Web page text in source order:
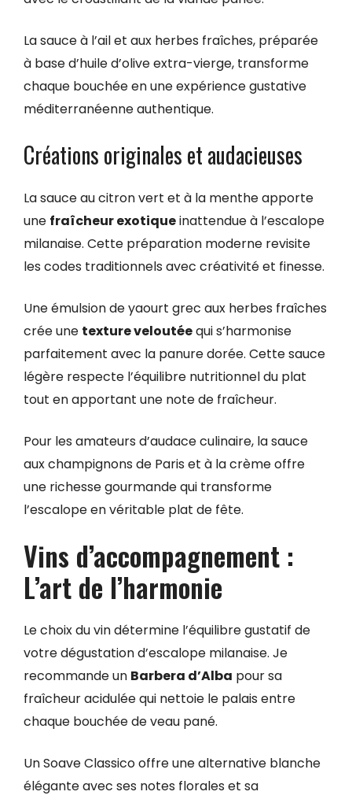
La sauce à l’ail et aux herbes fraîches, préparée
à base d’huile d’olive extra-vierge, transforme
chaque bouchée en une expérience gustative
méditerranéenne authentique.
Créations originales et audacieuses
La sauce au citron vert et à la menthe apporte
une fraîcheur exotiqueinattendue à l’escalope
milanaise. Cette préparation moderne revisite
les codes traditionnels avec créativité et finesse.
Une émulsion de yaourt grec aux herbes fraîches
crée une texture veloutéequi s’harmonise
parfaitement avec la panure dorée. Cette sauce
légère respecte l’équilibre nutritionnel du plat
tout en apportant une note de fraîcheur.
Pour les amateurs d’audace culinaire, la sauce
aux champignons de Paris et à la crème offre
une richesse gourmande qui transforme
l’escalope en véritable plat de fête.
Vins d’accompagnement :
L’art de l’harmonie
Le choix du vin détermine l’équilibre gustatif de
votre dégustation d’escalope milanaise. Je
recommande un Barbera d’Alba pour sa
fraîcheur acidulée qui nettoie le palais entre
chaque bouchée de veau pané.
Un Soave Classico offre une alternative blanche
élégante avec ses notes florales et sa